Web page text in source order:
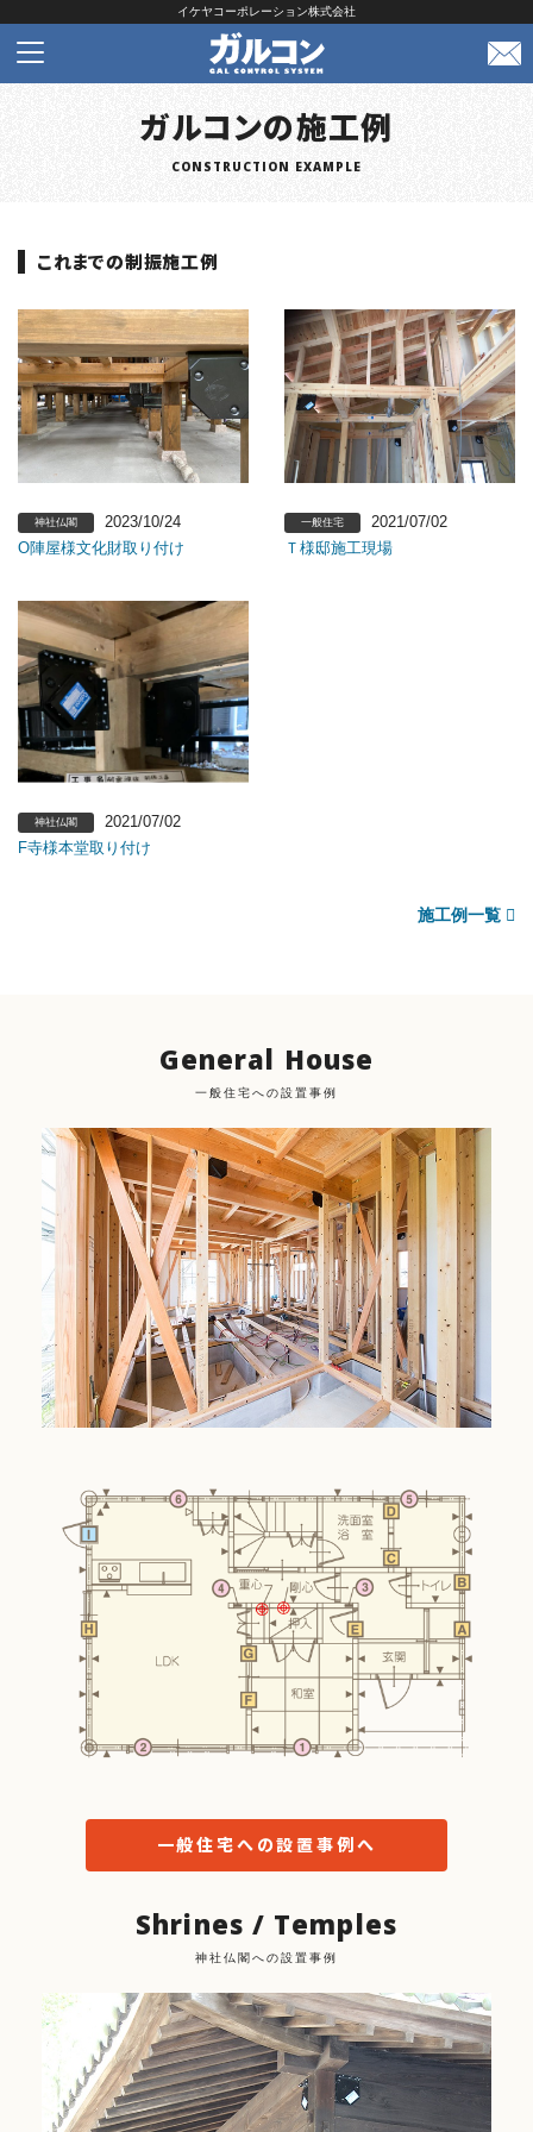
イケヤコーポレーション株式会社
ガルコンの施工例
CONSTRUCTION EXAMPLE
これまでの制振施工例
神社仏閣
2023/10/24
O陣屋様文化財取り付け
一般住宅
2021/07/02
Ｔ様邸施工現場
神社仏閣
2021/07/02
F寺様本堂取り付け
施工例一覧
General House
一般住宅への設置事例
一般住宅への設置事例へ
Shrines / Temples
神社仏閣への設置事例